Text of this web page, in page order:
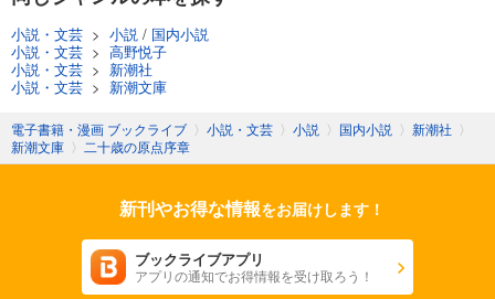
小説・文芸 > 小説 / 国内小説
小説・文芸 > 高野悦子
小説・文芸 > 新潮社
小説・文芸 > 新潮文庫
電子書籍・漫画 ブックライブ 〉 小説・文芸 〉 小説 〉 国内小説 〉 新潮社 〉
新潮文庫 〉 二十歳の原点序章
新刊やお得な情報をお届けします！
ブックライブアプリ
アプリの通知でお得情報を受け取ろう！